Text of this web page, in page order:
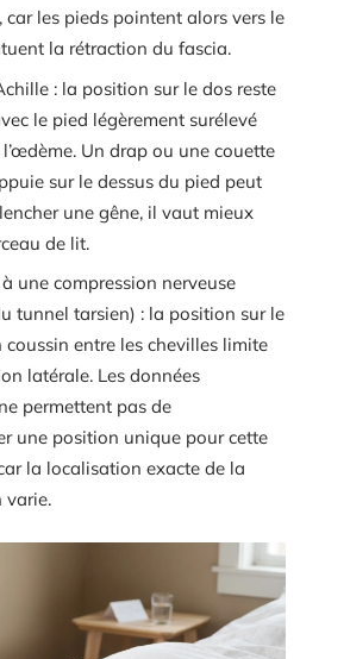
car les pieds pointent alors vers le
la rétraction du fascia.
: la position sur le dos reste
le pied légèrement surélevé
Un drap ou une couette
sur le dessus du pied peut
une gêne, il vaut mieux
de lit.
une compression nerveuse
tunnel tarsien) : la position sur le
coussin entre les chevilles limite
latérale. Les données
permettent pas de
une position unique pour cette
la localisation exacte de la
varie.